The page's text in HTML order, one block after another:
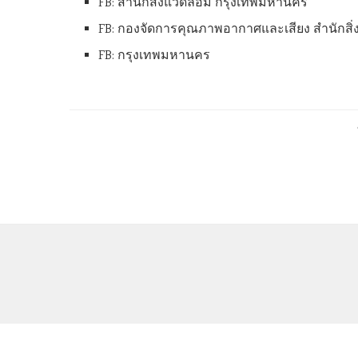
FB: กองจัดการคุณภาพอากาศและเสียง สำนักสิ่
FB: กรุงเทพมหานคร